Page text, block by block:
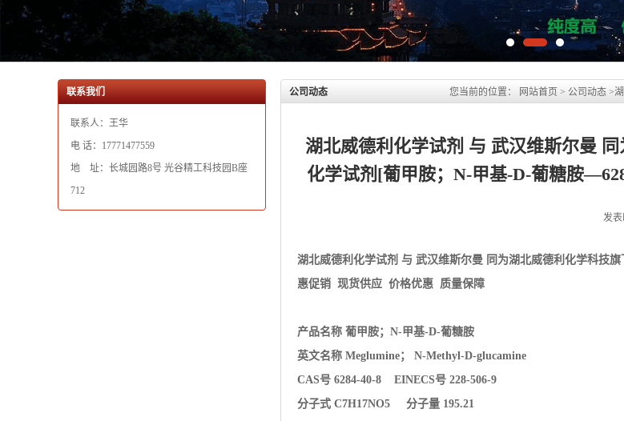
联系我们
联系人：王华
电 话：17771477559
地 址：长城园路8号 光谷精工科技园B座
712
公司动态 您当前的位置： 网站首页 > 公司动态 >
湖北威德利化学试剂 与 武汉维斯尔曼
化学试剂[葡甲胺；N-甲基-D-葡糖胺
发表
湖北威德利化学试剂 与 武汉维斯尔曼 同为湖北威德利化学科技
惠促销 现货供应 价格优惠 质量保障
产品名称 葡甲胺；N-甲基-D-葡糖胺
英文名称 Meglumine； N-Methyl-D-glucamine
CAS号 6284-40-8 EINECS号 228-506-9
分子式 C7H17NO5 分子量 195.21